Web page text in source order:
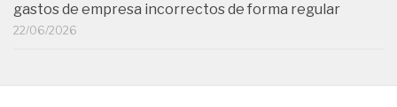
gastos de empresa incorrectos de forma regular
22/06/2026